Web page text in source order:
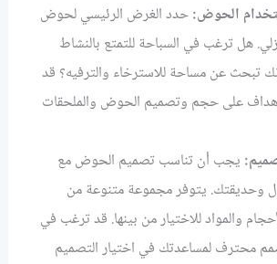
الحوض:حدد الغرض الرئيسي لحوض
هل ترغب في السباحة للتمتع بالنشاط
تبحث عن مساحة للاسترخاء والترفيه؟ قد
على حجم وتصميم الحوض والملحقات
يجب أن تناسب تصميم الحوض مع
وحديقتك. يتوفر مجموعة متنوعة من
والمواد للاختيار من بينها. قد ترغب في
محترف لمساعدتك في اختيار التصميم